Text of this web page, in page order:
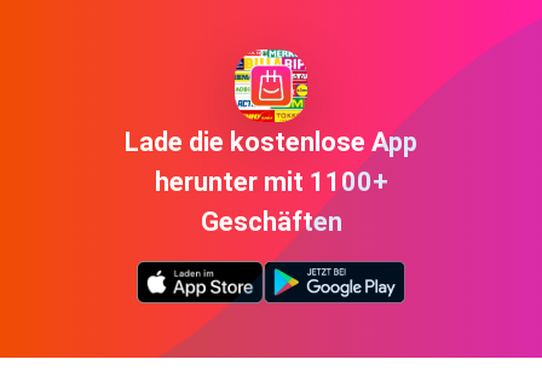
Lade die kostenlose App
herunter mit 1100+
Geschäften